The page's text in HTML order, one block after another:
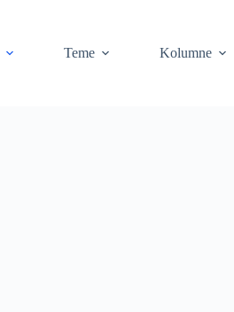
Teme Kolumne